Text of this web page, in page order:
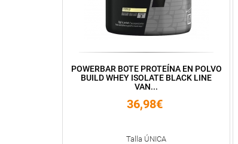
POWERBAR BOTE PROTEÍNA EN POLVO
BUILD WHEY ISOLATE BLACK LINE
VAN...
36,98€
Talla ÚNICA